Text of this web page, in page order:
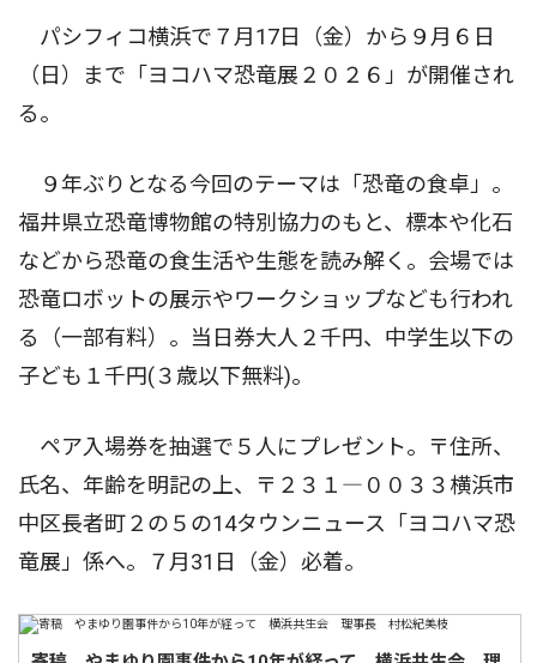
パシフィコ横浜で７月17日（金）から９月６日
（日）まで「ヨコハマ恐竜展２０２６」が開催され
る。
９年ぶりとなる今回のテーマは「恐竜の食卓」。
福井県立恐竜博物館の特別協力のもと、標本や化石
などから恐竜の食生活や生態を読み解く。会場では
恐竜ロボットの展示やワークショップなども行われ
る（一部有料）。当日券大人２千円、中学生以下の
子ども１千円(３歳以下無料)。
ペア入場券を抽選で５人にプレゼント。〒住所、
氏名、年齢を明記の上、〒２３１―００３３横浜市
中区長者町２の５の14タウンニュース「ヨコハマ恐
竜展」係へ。７月31日（金）必着。